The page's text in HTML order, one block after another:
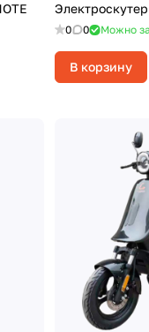
0 0 Можно
В корзину